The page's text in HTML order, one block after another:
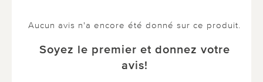
Aucun avis n'a encore été donné sur ce produit.
Soyez le premier et donnez votre
avis!